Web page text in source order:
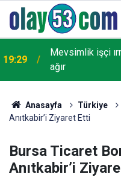
18:22 Rize'de
Anasayfa Türkiye
Anıtkabir’i Ziyaret Etti
Bursa Ticaret
Anıtkabir’i